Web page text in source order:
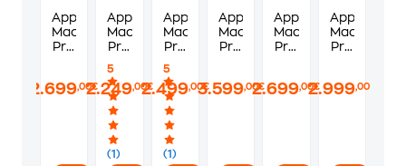
Apple
MacBook
Pro
Chip
Cores/32GB/1TB
2.699,00€
Apple
MacBook
Pro
M5
Chip
QHD+
(Apple
M5
10
Cores/16GB/1TB
5
(1)
2.249,00€
Apple
MacBook
Pro
M5
Chip
QHD+
(Apple
M5
10
Cores/24GB/1TB
5
(1)
2.499,00€
Apple
MacBook
Pro
Pro
Pro
3.599,00€
Apple
MacBook
Pro
Chip
Cores/32GB/1TB
2.699,00€
Apple
MacBook
Pro
Pro
Pro
2.999,00€